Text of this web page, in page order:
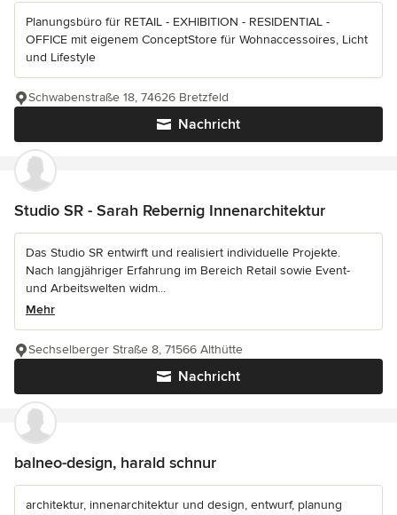
Planungsbüro für RETAIL - EXHIBITION - RESIDENTIAL -
OFFICE mit eigenem ConceptStore für Wohnaccessoires, Licht
und Lifestyle
Nachricht
Schwabenstraße 18, 74626 Bretzfeld
Studio SR - Sarah Rebernig Innenarchitektur
Das Studio SR entwirft und realisiert individuelle Projekte.
Nach langjähriger Erfahrung im Bereich Retail sowie Event-
und Arbeitswelten widm...
Mehr
Nachricht
Sechselberger Straße 8, 71566 Althütte
balneo-design, harald schnur
architektur, innenarchitektur und design, entwurf, planung